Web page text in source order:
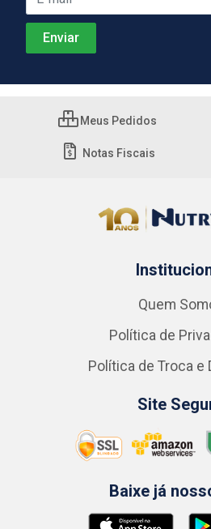
Meus Pedidos
Notas Fiscais
Quem
Política de
Política de Troca e
Site
Baixe já